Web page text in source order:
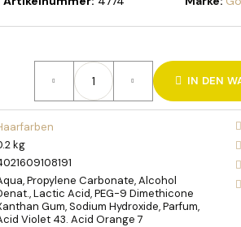
IN DEN
kg
Propylene Carbonate, Alcohol
Lactic Acid, PEG-9 Dimethicone
Gum, Sodium Hydroxide, Parfum,
Violet 43. Acid Orange 7
NA VLASY